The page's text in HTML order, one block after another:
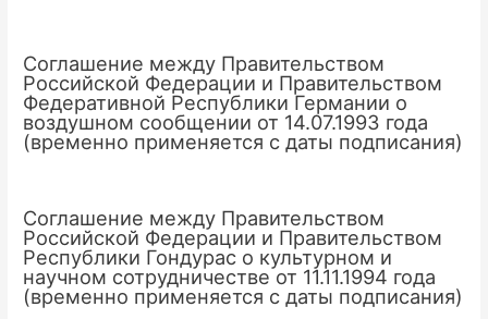
Соглашение между Правительством
Российской Федерации и Правительством
Федеративной Республики Германии о
воздушном сообщении от 14.07.1993 года
(временно применяется с даты подписания)
Соглашение между Правительством
Российской Федерации и Правительством
Республики Гондурас о культурном и
научном сотрудничестве от 11.11.1994 года
(временно применяется с даты подписания)